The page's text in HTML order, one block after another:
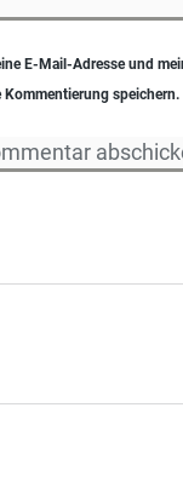
E-Mail-Adresse und
Kommentierung speichern.